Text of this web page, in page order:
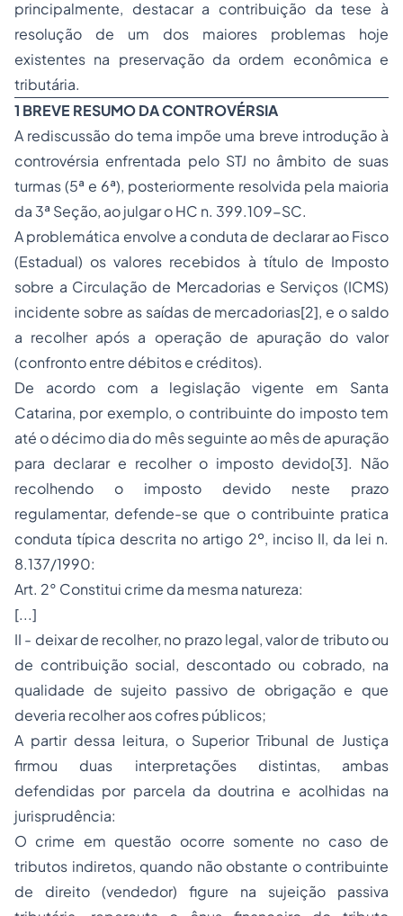
principalmente, destacar a contribuição da tese à
resolução de um dos maiores problemas hoje
existentes na preservação da ordem econômica e
tributária.
1 BREVE RESUMO DA CONTROVÉRSIA
A rediscussão do tema impõe uma breve introdução à
controvérsia enfrentada pelo STJ no âmbito de suas
turmas (5ª e 6ª), posteriormente resolvida pela maioria
da 3ª Seção, ao julgar o HC n. 399.109-SC.
A problemática envolve a conduta de declarar ao Fisco
(Estadual) os valores recebidos à título de Imposto
sobre a Circulação de Mercadorias e Serviços (ICMS)
incidente sobre as saídas de mercadorias[2], e o saldo
a recolher após a operação de apuração do valor
(confronto entre débitos e créditos).
De acordo com a legislação vigente em Santa
Catarina, por exemplo, o contribuinte do imposto tem
até o décimo dia do mês seguinte ao mês de apuração
para declarar e recolher o imposto devido[3]. Não
recolhendo o imposto devido neste prazo
regulamentar, defende-se que o contribuinte pratica
conduta típica descrita no artigo 2º, inciso II, da lei n.
8.137/1990:
Art. 2° Constitui crime da mesma natureza:
[...]
II - deixar de recolher, no prazo legal, valor de tributo ou
de contribuição social, descontado ou cobrado, na
qualidade de sujeito passivo de obrigação e que
deveria recolher aos cofres públicos;
A partir dessa leitura, o Superior Tribunal de Justiça
firmou duas interpretações distintas, ambas
defendidas por parcela da doutrina e acolhidas na
jurisprudência:
O crime em questão ocorre somente no caso de
tributos indiretos, quando não obstante o contribuinte
de direito (vendedor) figure na sujeição passiva